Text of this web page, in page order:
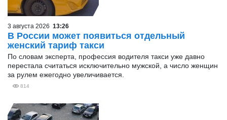
3 августа 2026 13:26
В России может появиться отдельный
женский тариф такси
По словам эксперта, профессия водителя такси уже давно
перестала считаться исключительно мужской, а число женщин
за рулем ежегодно увеличивается.
814